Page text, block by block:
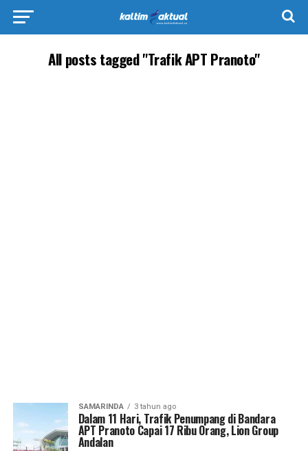
All posts tagged "Trafik APT Pranoto"
SAMARINDA 3 tahun ago
Dalam 11 Hari, Trafik Penumpang di Bandara
APT Pranoto Capai 17 Ribu Orang, Lion Group
Andalan